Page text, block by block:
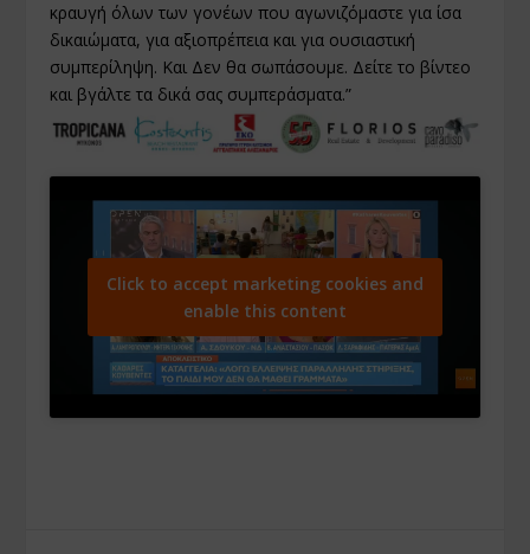
κραυγή όλων των γονέων που αγωνιζόμαστε για ίσα
δικαιώματα, για αξιοπρέπεια και για ουσιαστική
συμπερίληψη. Και Δεν θα σωπάσουμε. Δείτε το βίντεο
και βγάλτε τα δικά σας συμπεράσματα.”
Click to accept marketing cookies and
enable this content